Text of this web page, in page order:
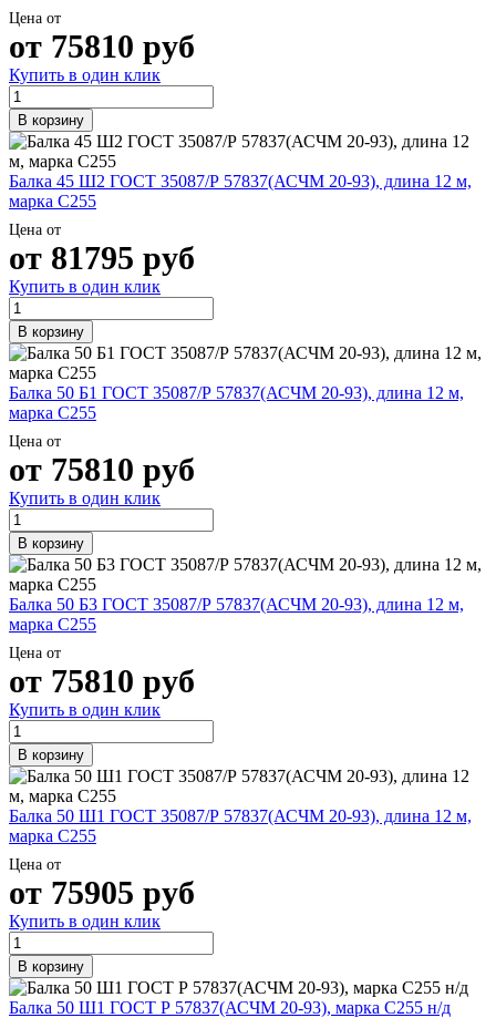
Цена от
от 75810 руб
Купить в один клик
В корзину
Балка 45 Ш2 ГОСТ 35087/Р 57837(АСЧМ 20-93), длина 12 м,
марка С255
Цена от
от 81795 руб
Купить в один клик
В корзину
Балка 50 Б1 ГОСТ 35087/Р 57837(АСЧМ 20-93), длина 12 м,
марка С255
Цена от
от 75810 руб
Купить в один клик
В корзину
Балка 50 Б3 ГОСТ 35087/Р 57837(АСЧМ 20-93), длина 12 м,
марка С255
Цена от
от 75810 руб
Купить в один клик
В корзину
Балка 50 Ш1 ГОСТ 35087/Р 57837(АСЧМ 20-93), длина 12 м,
марка С255
Цена от
от 75905 руб
Купить в один клик
В корзину
Балка 50 Ш1 ГОСТ Р 57837(АСЧМ 20-93), марка С255 н/д